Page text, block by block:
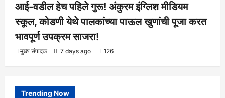
आई-वडील हेच पहिले गुरू! अंकुरम इंग्लिश मीडियम
स्कूल, कोडणी येथे पालकांच्या पाऊल खुणांची पूजा करत
भावपूर्ण उपक्रम साजरा!
मुख्य संपादक 7 days ago 126
Trending Now